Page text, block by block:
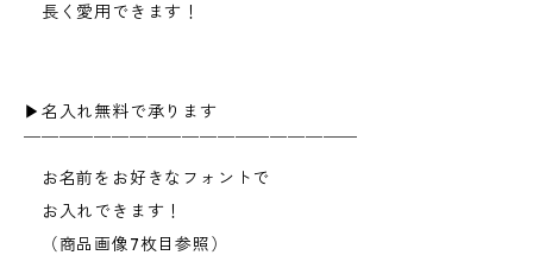
長く愛用できます！
▶︎名入れ無料で承ります
￣￣￣￣￣￣￣￣￣￣￣￣￣￣￣￣￣￣￣
お名前をお好きなフォントで
お入れできます！
（商品画像7枚目参照）